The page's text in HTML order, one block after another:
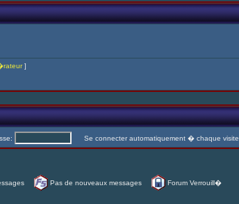
]
Se connecter automatiquement � chaque visite
Pas de nouveaux messages Forum Verrouill�